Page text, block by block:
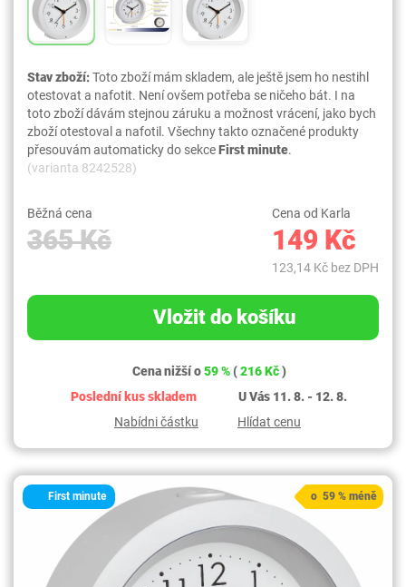
Stav zboží:Toto zboží mám skladem, ale ještě jsem ho nestihl
otestovat a nafotit. Není ovšem potřeba se ničeho bát. I na
toto zboží dávám stejnou záruku a možnost vrácení, jako bych
zboží otestoval a nafotil. Všechny takto označené produkty
přesouvám automaticky do sekceFirst minute.
(varianta 8242528)
Běžná cena
365 Kč
Cena od Karla
149 Kč
123,14 Kč bez DPH
Vložit do košíku
Cena nižší o59 %(216 Kč)
Poslední kus skladem
U Vás 11. 8. - 12. 8.
Nabídni částku
Hlídat cenu
First minute o 59 % méně